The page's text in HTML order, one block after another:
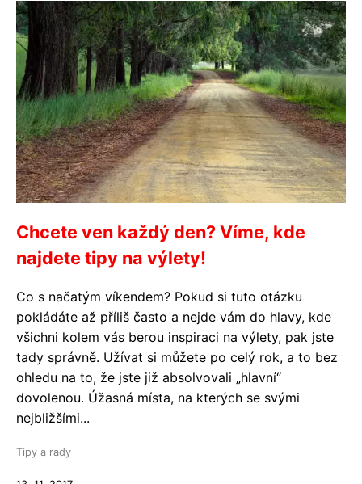
Chcete ven každý den? Víme, kde
najdete tipy na výlety!
Co s načatým víkendem? Pokud si tuto otázku
pokládáte až příliš často a nejde vám do hlavy, kde
všichni kolem vás berou inspiraci na výlety, pak jste
tady správně. Užívat si můžete po celý rok, a to bez
ohledu na to, že jste již absolvovali „hlavní“
dovolenou. Úžasná místa, na kterých se svými
nejbližšími...
Tipy a rady